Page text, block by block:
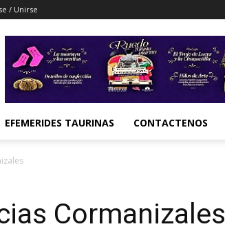
/ Unirse
EFEMERIDES TAURINAS CONTACTENOS
Cormanizales